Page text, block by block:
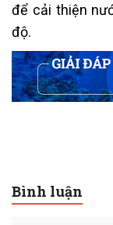
để cải thiện
độ.
Bình luận